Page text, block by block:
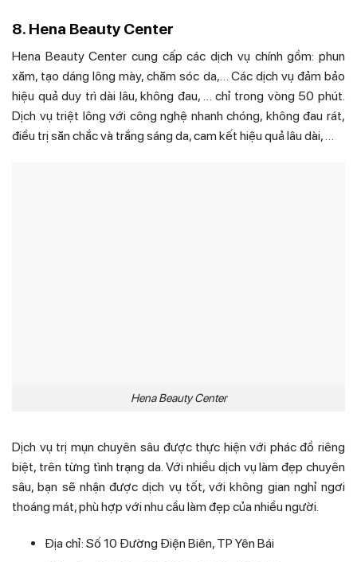
8. Hena Beauty Center
Hena Beauty Center cung cấp các dịch vụ chính gồm: phun
xăm, tạo dáng lông mày, chăm sóc da,… Các dịch vụ đảm bảo
hiệu quả duy trì dài lâu, không đau, … chỉ trong vòng 50 phút.
Dịch vụ triệt lông với công nghệ nhanh chóng, không đau rát,
điều trị săn chắc và trắng sáng da, cam kết hiệu quả lâu dài, …
Hena Beauty Center
Dịch vụ trị mụn chuyên sâu được thực hiện với phác đồ riêng
biệt, trên từng tình trạng da. Với nhiều dịch vụ làm đẹp chuyên
sâu, bạn sẽ nhận được dịch vụ tốt, với không gian nghỉ ngơi
thoáng mát, phù hợp với nhu cầu làm đẹp của nhiều người.
Địa chỉ: Số 10 Đường Điện Biên, TP Yên Bái